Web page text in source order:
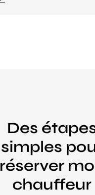
Des
simples
réserver
chauffeur